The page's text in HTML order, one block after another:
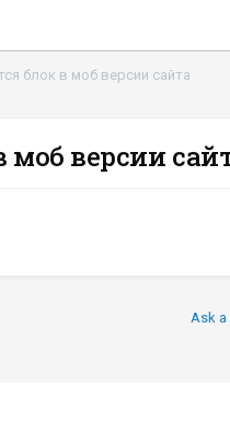
блок в моб версии сайта
моб версии
Ask a